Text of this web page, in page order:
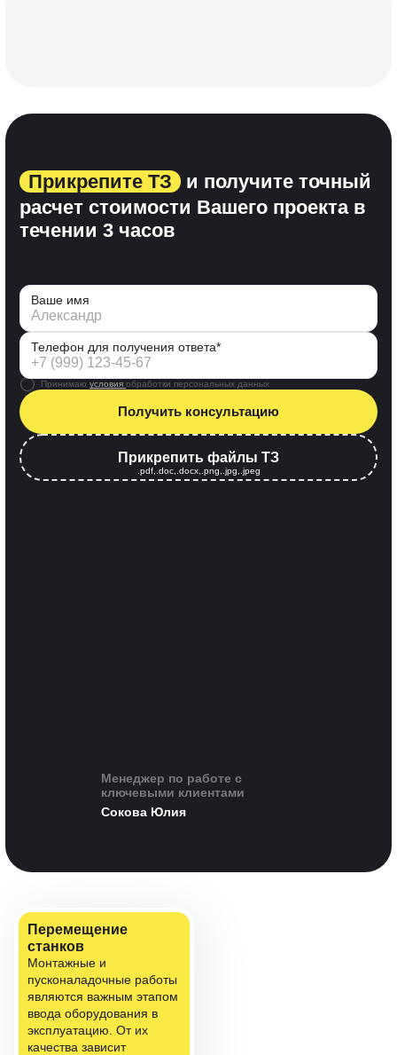
Менеджер по работе с
ключевыми клиентами
Сокова Юлия
Прикрепите ТЗ
и получите точный
расчет стоимости Вашего проектав
течении 3 часов
Ваше имя
Телефон для получения ответа*
Принимаю условия обработки персональных данных
Получить консультацию
Прикрепить файлы ТЗ
.pdf,.doc,.docx,.png,.jpg,.jpeg
Перемещение
станков
Монтажные и
пусконаладочные работы
являются важным этапом
ввода оборудования в
эксплуатацию. От их
качества зависит